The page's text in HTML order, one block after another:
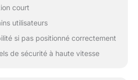
court
utilisateurs
si pas positionné correctement
de sécurité à haute vitesse